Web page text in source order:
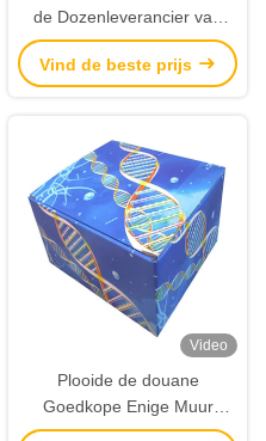
de Dozenleverancier van
Mailer van het F-fluit
Golfkartonproduct
Vind de beste prijs
Video
Plooide de douane
Goedkope Enige Muur
Omgekeerd Tuck End Boxes